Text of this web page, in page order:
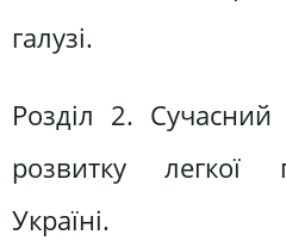
галузі.
Розділ 2. Сучасний
розвитку легкої
Україні.